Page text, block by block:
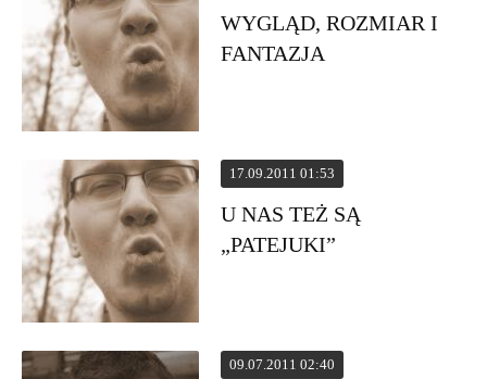
WYGLĄD, ROZMIAR I
FANTAZJA
17.09.2011 01:53
U NAS TEŻ SĄ
„PATEJUKI”
09.07.2011 02:40